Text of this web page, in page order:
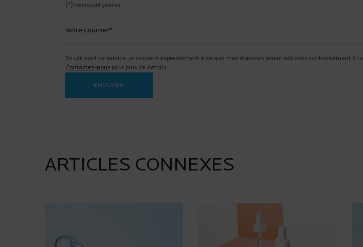
(*) champs obligatoires
Votre courriel*
En utilisant ce service, je consens expressément à ce que mes données soient utilisées conformément à la
Contactez-nous pour plus de détails.
ENVOYER
ARTICLES CONNEXES